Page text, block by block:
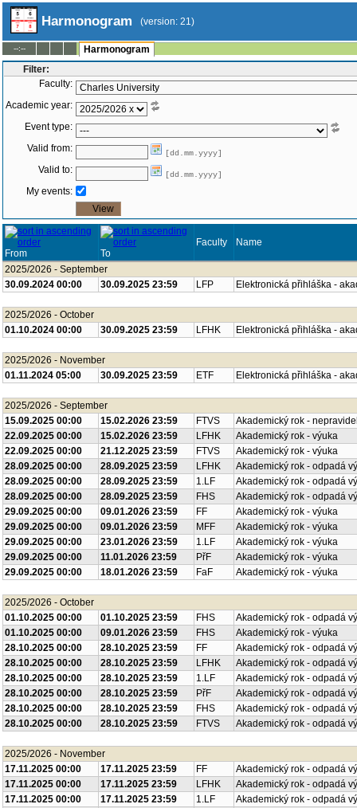
Harmonogram (version: 21)
--:--
Harmonogram
Filter:
Faculty:
Academic year:
Event type:
Valid from:
[dd.mm.yyyy]
Valid to: [dd.mm.yyyy]
My events:
From To
Faculty Name
2025/2026 - September
30.09.2024 00:00
30.09.2025 23:59 LFP Elektronická přihláška -
2025/2026 - October
01.10.2024 00:00
30.09.2025 23:59 LFHK Elektronická přihláška -
2025/2026 - November
01.11.2024 05:00
30.09.2025 23:59 ETF Elektronická přihláška -
2025/2026 - September
15.09.2025 00:00
15.02.2026 23:59 FTVS
Akademický rok -
22.09.2025 00:00
15.02.2026 23:59 LFHK
Akademický rok - výuka
22.09.2025 00:00
21.12.2025 23:59 FTVS
Akademický rok - výuka
28.09.2025 00:00
28.09.2025 23:59 LFHK
Akademický rok - odpadá
28.09.2025 00:00
28.09.2025 23:59 1.LF
Akademický rok - odpadá
28.09.2025 00:00
28.09.2025 23:59 FHS
Akademický rok - odpadá
29.09.2025 00:00
09.01.2026 23:59 FF
Akademický rok - výuka
29.09.2025 00:00
09.01.2026 23:59 MFF
Akademický rok - výuka
29.09.2025 00:00
23.01.2026 23:59 1.LF
Akademický rok - výuka
29.09.2025 00:00
11.01.2026 23:59 PřF
Akademický rok - výuka
29.09.2025 00:00
18.01.2026 23:59 FaF Akademický rok - výuka
2025/2026 - October
01.10.2025 00:00
01.10.2025 23:59 FHS
Akademický rok - odpadá
01.10.2025 00:00
09.01.2026 23:59 FHS
Akademický rok - výuka
28.10.2025 00:00
28.10.2025 23:59 FF
Akademický rok - odpadá
28.10.2025 00:00
28.10.2025 23:59 LFHK
Akademický rok - odpadá
28.10.2025 00:00
28.10.2025 23:59 1.LF
Akademický rok - odpadá
28.10.2025 00:00
28.10.2025 23:59 PřF
Akademický rok - odpadá
28.10.2025 00:00
28.10.2025 23:59 FHS
Akademický rok - odpadá
28.10.2025 00:00
28.10.2025 23:59 FTVS Akademický rok - odpadá
2025/2026 - November
17.11.2025 00:00
17.11.2025 23:59 FF
Akademický rok - odpadá
17.11.2025 00:00
17.11.2025 23:59 LFHK
Akademický rok - odpadá
17.11.2025 00:00
17.11.2025 23:59 1.LF
Akademický rok - odpadá